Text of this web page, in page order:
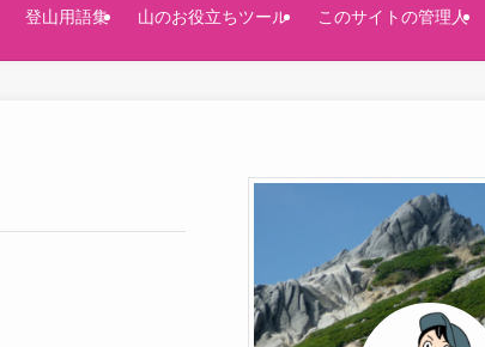
登山用語集 山のお役立ちツール このサイトの管理人